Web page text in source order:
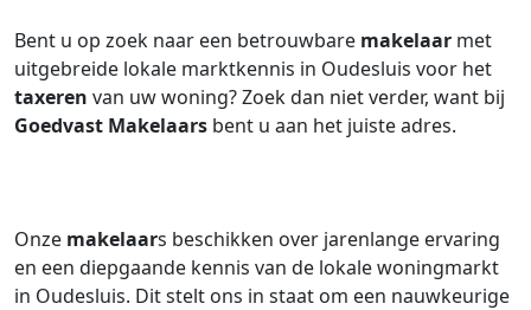
Bent u op zoek naar een betrouwbare makelaar met
uitgebreide lokale marktkennis in Oudesluis voor het
taxeren van uw woning? Zoek dan niet verder, want bij
Goedvast Makelaars bent u aan het juiste adres.
Onze makelaars beschikken over jarenlange ervaring
en een diepgaande kennis van de lokale woningmarkt
in Oudesluis. Dit stelt ons in staat om een nauwkeurige